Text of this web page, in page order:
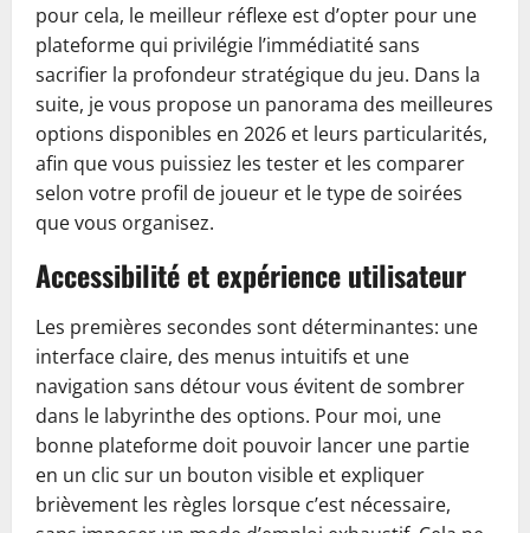
pour cela, le meilleur réflexe est d’opter pour une
plateforme qui privilégie l’immédiatité sans
sacrifier la profondeur stratégique du jeu. Dans la
suite, je vous propose un panorama des meilleures
options disponibles en 2026 et leurs particularités,
afin que vous puissiez les tester et les comparer
selon votre profil de joueur et le type de soirées
que vous organisez.
Accessibilité et expérience utilisateur
Les premières secondes sont déterminantes: une
interface claire, des menus intuitifs et une
navigation sans détour vous évitent de sombrer
dans le labyrinthe des options. Pour moi, une
bonne plateforme doit pouvoir lancer une partie
en un clic sur un bouton visible et expliquer
brièvement les règles lorsque c’est nécessaire,